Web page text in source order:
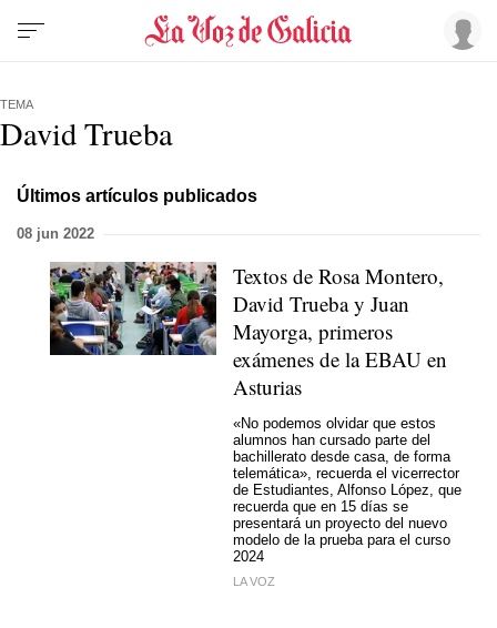
TEMA
David Trueba
Últimos artículos publicados
08 jun 2022
Textos de Rosa Montero,
David Trueba y Juan
Mayorga, primeros
exámenes de la EBAU en
Asturias
«No podemos olvidar que estos
alumnos han cursado parte del
bachillerato desde casa, de forma
telemática», recuerda el vicerrector
de Estudiantes, Alfonso López, que
recuerda que en 15 días se
presentará un proyecto del nuevo
modelo de la prueba para el curso
2024
LA VOZ